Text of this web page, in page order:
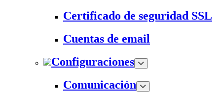
Certificado de seguridad SSL
Cuentas de email
Configuraciones
Comunicación